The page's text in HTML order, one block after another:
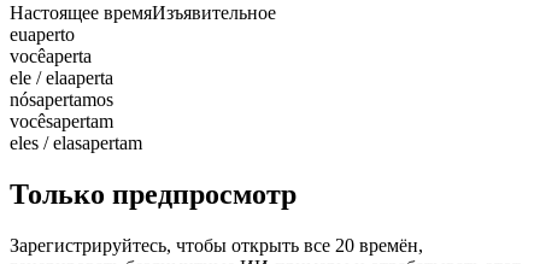
Настоящее времяИзъявительное
euaperto
vocêaperta
ele / elaaperta
nósapertamos
vocêsapertam
eles / elasapertam
Только предпросмотр
Зарегистрируйтесь, чтобы открыть все 20 времён,